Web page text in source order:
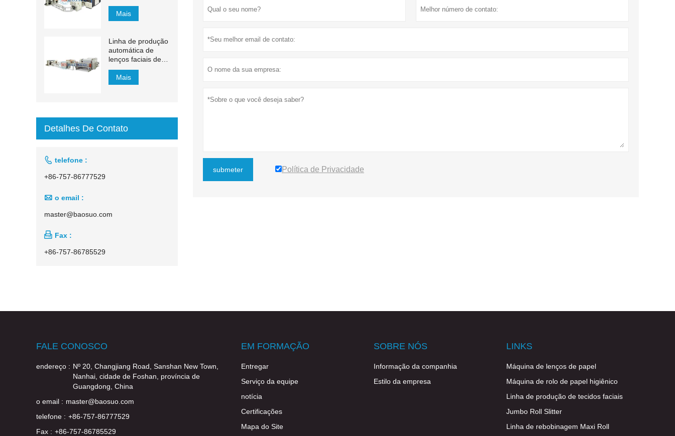
submeter Política de Privacidade
FG
Mais
Linha de produção
automática de
lenços faciais de
transferência
automática de
1500 mm a 2200
Mais
Detalhes De Contato
 telefone :
+86-757-86777529
 o email :
master@baosuo.com
 Fax :
+86-757-86785529
FALE CONOSCO
endereço : Nº 20, Changjiang Road, Sanshan New Town,
Nanhai, cidade de Foshan, província de
Guangdong, China
o email : master@baosuo.com
telefone : +86-757-86777529
Fax : +86-757-86785529
EM FORMAÇÃO
Entregar
Serviço da equipe
notícia
Certificações
Mapa do Site
SOBRE NÓS
Informação da companhia
Estilo da empresa
LINKS
Máquina de lenços de papel
Máquina de rolo de papel higiênico
Linha de produção de tecidos faciais
Jumbo Roll Slitter
Linha de rebobinagem Maxi Roll